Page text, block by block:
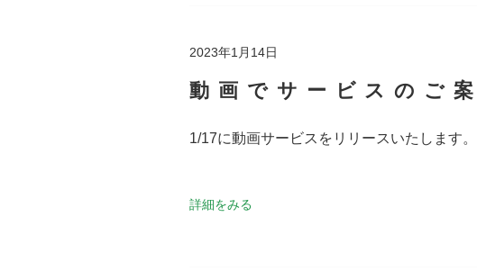
2023年1月14日
動画でサービスのご
1/17に動画サービスをリリースいたします。
詳細をみる